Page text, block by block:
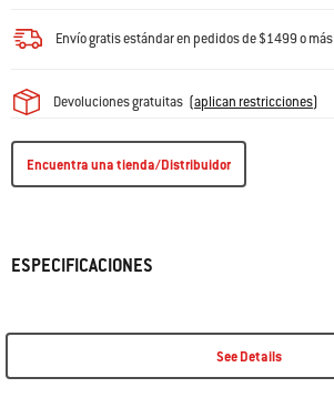
Envío gratis estándar en pedidos de $1499 o más
Devoluciones gratuitas (aplican restricciones)
Encuentra una tienda/Distribuidor
ESPECIFICACIONES
See Details